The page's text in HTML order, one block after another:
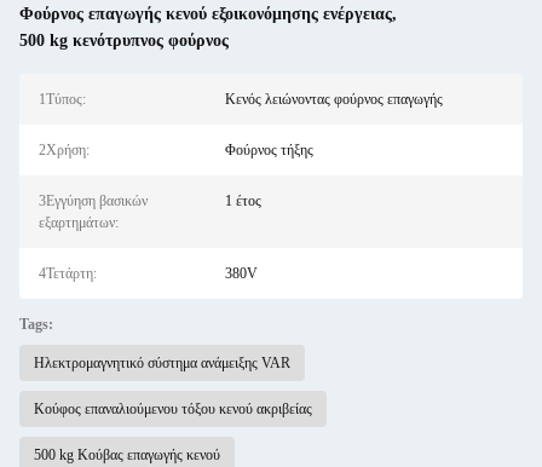
Φούρνος επαγωγής κενού εξοικονόμησης ενέργειας,
500 kg κενότρυπνος φούρνος
1Τύπος: Κενός λειώνοντας φούρνος επαγωγής
2Χρήση: Φούρνος τήξης
3Εγγύηση βασικών
εξαρτημάτων:
1 έτος
4Τετάρτη: 380V
Tags:
Ηλεκτρομαγνητικό σύστημα ανάμειξης VAR
Κούφος επαναλιούμενου τόξου κενού ακριβείας
500 kg Κούβας επαγωγής κενού